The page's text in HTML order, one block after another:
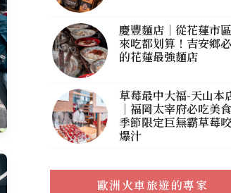
慶豐麵店｜從花蓮市
來吃都划算！吉安鄉
的花蓮最強麵店
草莓最中大福-天山本
｜福岡太宰府必吃美食
季節限定巨無霸草莓
爆汁
歐洲火車旅遊的專家